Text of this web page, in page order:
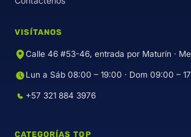
VISÍTANOS
Calle 46 #53-46, entrada por Maturín ·
Lun a Sáb 08:00 – 19:00 · Dom 09:00 –
+57 321 884 3976
CATEGORÍAS TOP